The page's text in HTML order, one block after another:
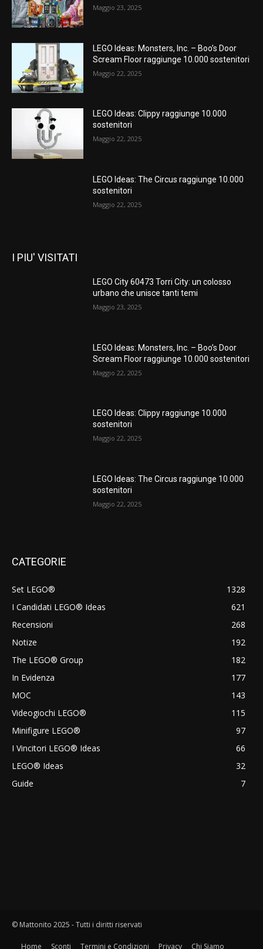
Maggio 23, 2025
LEGO Ideas: Monsters, Inc. – Boo’s Door
Scream Floor raggiunge 10.000 sostenitori
Maggio 22, 2025
LEGO Ideas: Clippy raggiunge 10.000
sostenitori
Maggio 22, 2025
LEGO Ideas: The Circus raggiunge 10.000
sostenitori
Maggio 22, 2025
I PIU' VISITATI
LEGO City 60473 Torri City: un colosso
urbano che unisce tanti temi
Maggio 23, 2025
LEGO Ideas: Monsters, Inc. – Boo’s Door
Scream Floor raggiunge 10.000 sostenitori
Maggio 22, 2025
LEGO Ideas: Clippy raggiunge 10.000
sostenitori
Maggio 22, 2025
LEGO Ideas: The Circus raggiunge 10.000
sostenitori
Maggio 22, 2025
CATEGORIE
Set LEGO®
1328
I Candidati LEGO® Ideas
621
Recensioni
268
Notize
192
The LEGO® Group
182
In Evidenza
177
MOC
143
Videogiochi LEGO®
115
Minifigure LEGO®
97
I Vincitori LEGO® Ideas
66
LEGO® Ideas
32
Guide
7
© Mattonito 2025 - Tutti i diritti riservati
Home Sconti Termini e Condizioni Privacy Chi Siamo